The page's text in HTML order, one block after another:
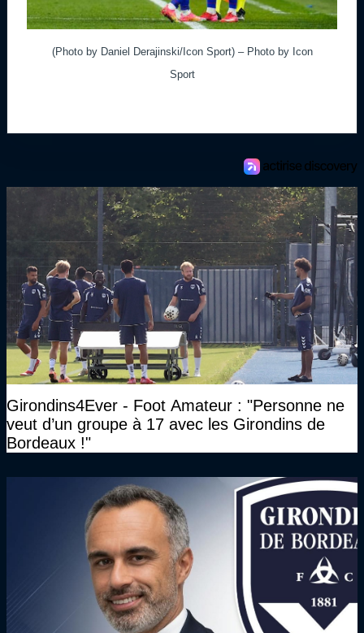
(Photo by Daniel Derajinski/Icon Sport) – Photo by Icon
Sport
Girondins4Ever - Foot Amateur : "Personne ne
veut d’un groupe à 17 avec les Girondins de
Bordeaux !"